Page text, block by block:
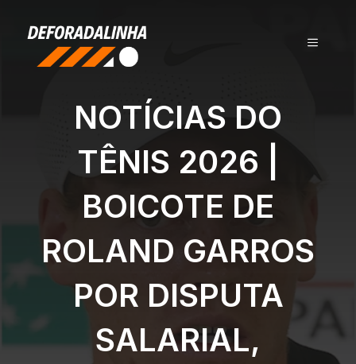
conteúdo
MENU
NOTÍCIAS DO
TÊNIS 2026 |
BOICOTE DE
ROLAND GARROS
POR DISPUTA
SALARIAL,